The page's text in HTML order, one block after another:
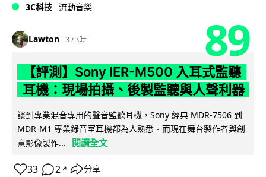
3C科技 流動音樂
Lawton 3 小時 89
【評測】Sony IER-M500 入耳式監聽
耳機：現場拍攝、後製監聽與人聲利器
談到專業混音專用的聲音監聽耳機，Sony 經典 MDR-7506 到
MDR-M1 專業錄音室耳機都為人熟悉。而現在舞台製作者與創
意影像製作...
閱讀全文
33 2 ↗ 分享